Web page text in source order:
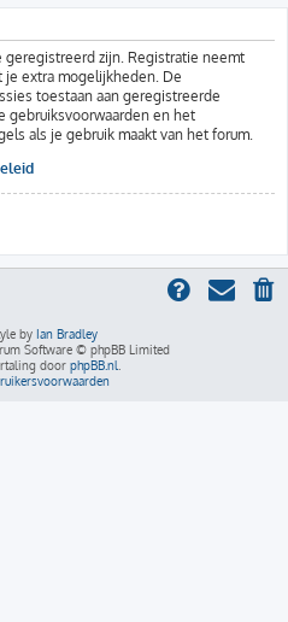
zijn. Registratie neemt
extra mogelijkheden. De
toestaan aan geregistreerde
gebruiksvoorwaarden en het
als je gebruik maakt van het forum.
by Ian Bradley
Software © phpBB Limited
door phpBB.nl